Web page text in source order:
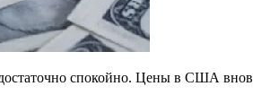
спокойно. Цены в США